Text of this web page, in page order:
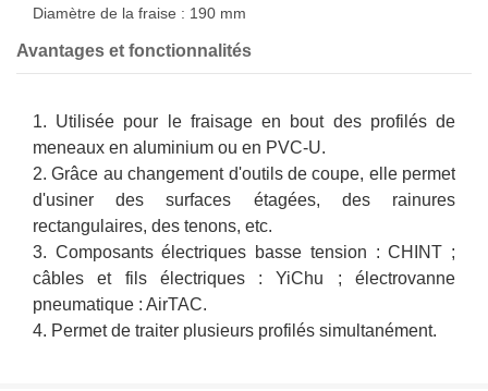
Diamètre de la fraise : 190 mm
Avantages et fonctionnalités
1. Utilisée pour le fraisage en bout des profilés de
meneaux en aluminium ou en PVC-U.
2. Grâce au changement d'outils de coupe, elle permet
d'usiner des surfaces étagées, des rainures
rectangulaires, des tenons, etc.
3. Composants électriques basse tension : CHINT ;
câbles et fils électriques : YiChu ; électrovanne
pneumatique : AirTAC.
4. Permet de traiter plusieurs profilés simultanément.